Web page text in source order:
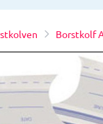
Borstkolf